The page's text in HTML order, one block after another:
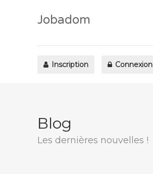
Jobadom
Inscription Connexion
Blog
Les dernières nouvelles !